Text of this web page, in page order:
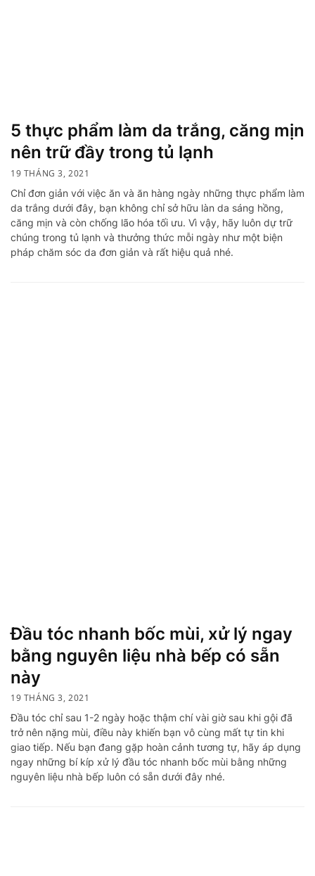
5 thực phẩm làm da trắng, căng mịn
nên trữ đầy trong tủ lạnh
19 THÁNG 3, 2021
Chỉ đơn giản với việc ăn và ăn hàng ngày những thực phẩm làm
da trắng dưới đây, bạn không chỉ sở hữu làn da sáng hồng,
căng mịn và còn chống lão hóa tối ưu. Vì vậy, hãy luôn dự trữ
chúng trong tủ lạnh và thưởng thức mỗi ngày như một biện
pháp chăm sóc da đơn giản và rất hiệu quả nhé.
Đầu tóc nhanh bốc mùi, xử lý ngay
bằng nguyên liệu nhà bếp có sẵn
này
19 THÁNG 3, 2021
Đầu tóc chỉ sau 1-2 ngày hoặc thậm chí vài giờ sau khi gội đã
trở nên nặng mùi, điều này khiến bạn vô cùng mất tự tin khi
giao tiếp. Nếu bạn đang gặp hoàn cảnh tương tự, hãy áp dụng
ngay những bí kíp xử lý đầu tóc nhanh bốc mùi bằng những
nguyên liệu nhà bếp luôn có sẵn dưới đây nhé.